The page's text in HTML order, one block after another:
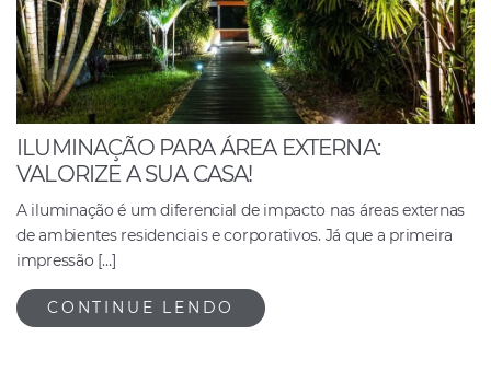
ILUMINAÇÃO PARA ÁREA EXTERNA:
VALORIZE A SUA CASA!
A iluminação é um diferencial de impacto nas áreas externas
de ambientes residenciais e corporativos. Já que a primeira
impressão […]
CONTINUE LENDO